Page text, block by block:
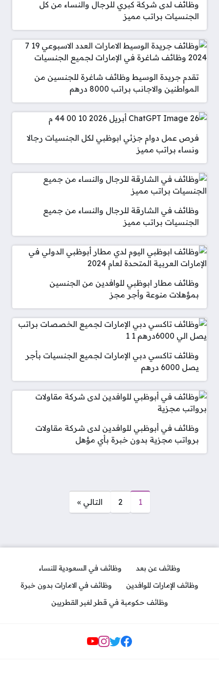
وظائف لدى شركة كبري للرجال والنساء من كل
الجنسيات براتب مميز
تقدم جريدة الوسيط وظائف شاغرة للجنسين من
المواطنين والاجانب براتب 8000 درهم
فرص عمل دوام جزئي ابوظبي لكل الجنسيات رجالا
ونساء براتب مميز
وظائف في الشارقة للرجال والنساء من جميع
الجنسيات براتب مميز
وظائف مطار ابوظبي للوافدين من الجنسين
بمؤهلات منوعة وأجر مجز
وظائف تاكسي دبي الإمارات لجميع الجنسيات بأجر
يصل 6000 درهم
وظائف في أبوظبي للوافدين لدى شركة مقاولات
برواتب مجزية بدون خبرة بأي مؤهل
1
2 التالي »
وظائف عن بعد
وظائف في السعودية للنساء
وظائف الإمارات للوافدين
وظائف في الامارات بدون خبرة
وظائف حكومية في قطر لغير القطريين
مواقع التواصل